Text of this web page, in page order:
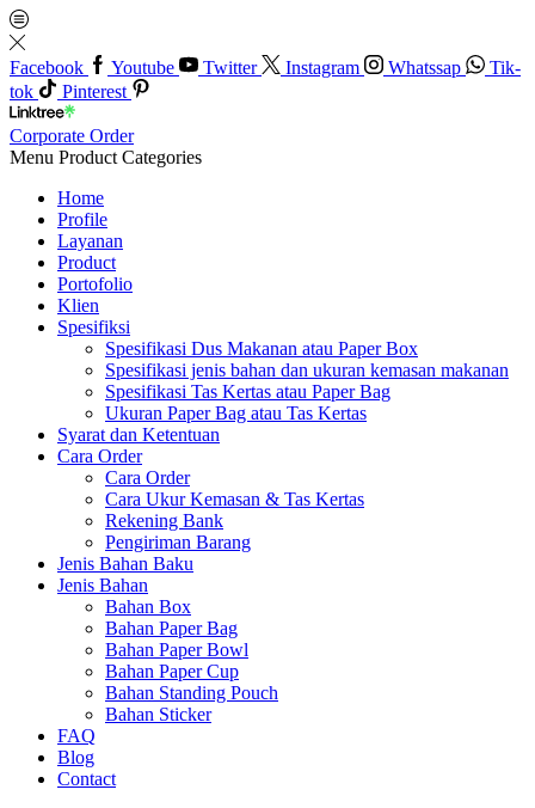
Facebook Youtube Twitter Instagram Whatssap
Tik-
tok
Pinterest
Corporate Order
Menu Product Categories
Home
Profile
Layanan
Product
Portofolio
Klien
Spesifiksi
Spesifikasi Dus Makanan atau Paper Box
Spesifikasi jenis bahan dan ukuran kemasan makanan
Spesifikasi Tas Kertas atau Paper Bag
Ukuran Paper Bag atau Tas Kertas
Syarat dan Ketentuan
Cara Order
Cara Order
Cara Ukur Kemasan & Tas Kertas
Rekening Bank
Pengiriman Barang
Jenis Bahan Baku
Jenis Bahan
Bahan Box
Bahan Paper Bag
Bahan Paper Bowl
Bahan Paper Cup
Bahan Standing Pouch
Bahan Sticker
FAQ
Blog
Contact